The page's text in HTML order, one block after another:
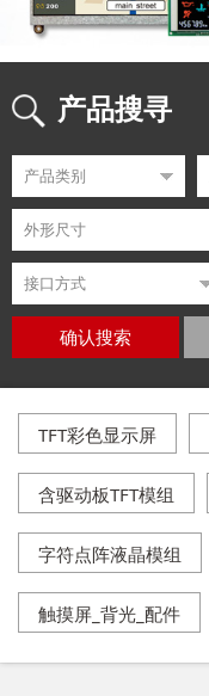
产品搜寻
确认搜索
TFT彩色显示屏
含驱动板TFT模组
字符点阵液晶模组
触摸屏_背光_配件